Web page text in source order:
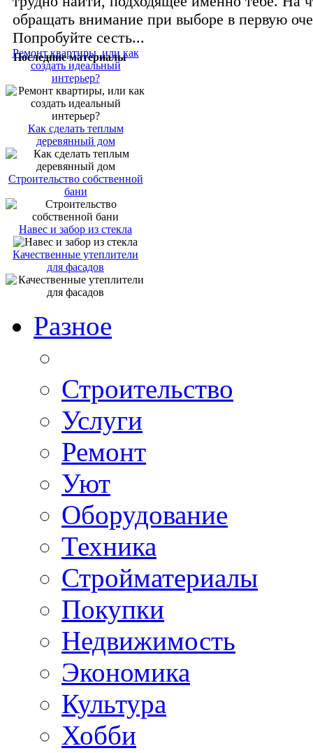
обращать внимание при выборе в первую
Попробуйте сесть...
Последние материалы
Ремонт квартиры, или как
создать идеальный
интерьер?
Как сделать теплым
деревянный дом
Строительство собственной
бани
Навес и забор из стекла
Качественные утеплители
для фасадов
Разное
Строительство
Услуги
Ремонт
Уют
Оборудование
Техника
Стройматериалы
Покупки
Недвижимость
Экономика
Культура
Хобби